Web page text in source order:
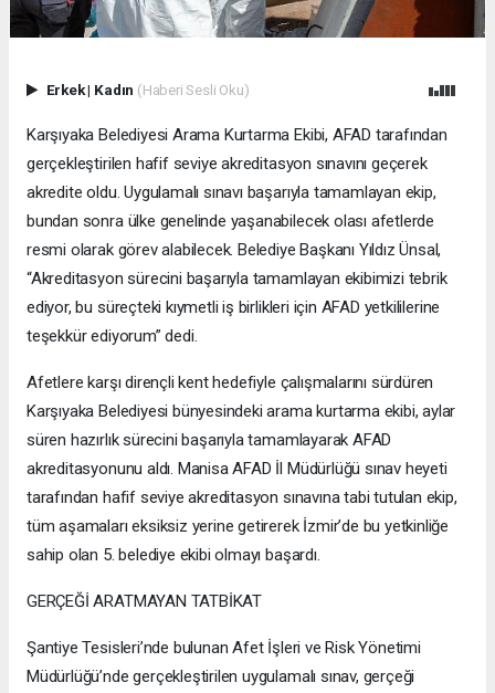
Erkek| Kadın (Haberi Sesli Oku)
Karşıyaka Belediyesi Arama Kurtarma Ekibi, AFAD tarafından
gerçekleştirilen hafif seviye akreditasyon sınavını geçerek
akredite oldu. Uygulamalı sınavı başarıyla tamamlayan ekip,
bundan sonra ülke genelinde yaşanabilecek olası afetlerde
resmi olarak görev alabilecek. Belediye Başkanı Yıldız Ünsal,
“Akreditasyon sürecini başarıyla tamamlayan ekibimizi tebrik
ediyor, bu süreçteki kıymetli iş birlikleri için AFAD yetkililerine
teşekkür ediyorum” dedi.
Afetlere karşı dirençli kent hedefiyle çalışmalarını sürdüren
Karşıyaka Belediyesi bünyesindeki arama kurtarma ekibi, aylar
süren hazırlık sürecini başarıyla tamamlayarak AFAD
akreditasyonunu aldı. Manisa AFAD İl Müdürlüğü sınav heyeti
tarafından hafif seviye akreditasyon sınavına tabi tutulan ekip,
tüm aşamaları eksiksiz yerine getirerek İzmir’de bu yetkinliğe
sahip olan 5. belediye ekibi olmayı başardı.
GERÇEĞİ ARATMAYAN TATBİKAT
Şantiye Tesisleri’nde bulunan Afet İşleri ve Risk Yönetimi
Müdürlüğü’nde gerçekleştirilen uygulamalı sınav, gerçeği